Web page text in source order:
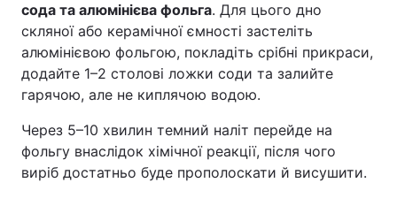
сода та алюмінієва фольга. Для цього дно
скляної або керамічної ємності застеліть
алюмінієвою фольгою, покладіть срібні прикраси,
додайте 1–2 столові ложки соди та залийте
гарячою, але не киплячою водою.
Через 5–10 хвилин темний наліт перейде на
фольгу внаслідок хімічної реакції, після чого
виріб достатньо буде прополоскати й висушити.